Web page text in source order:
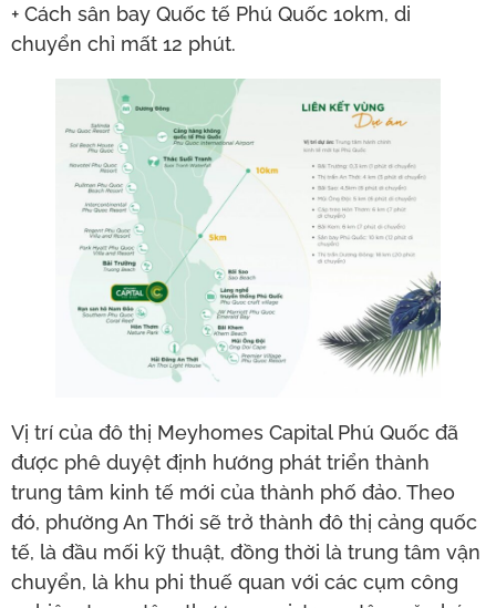
+ Cách sân bay Quốc tế Phú Quốc 10km, di
chuyển chỉ mất 12 phút.
Vị trí của đô thị Meyhomes Capital Phú Quốc đã
được phê duyệt định hướng phát triển thành
trung tâm kinh tế mới của thành phố đảo. Theo
đó, phường An Thới sẽ trở thành đô thị cảng quốc
tế, là đầu mối kỹ thuật, đồng thời là trung tâm vận
chuyển, là khu phi thuế quan với các cụm công